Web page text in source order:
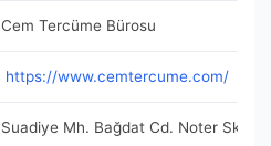
Cem Tercüme Bürosu
https://www.cemtercume.com/
Suadiye Mh. Bağdat Cd. Noter Sk.